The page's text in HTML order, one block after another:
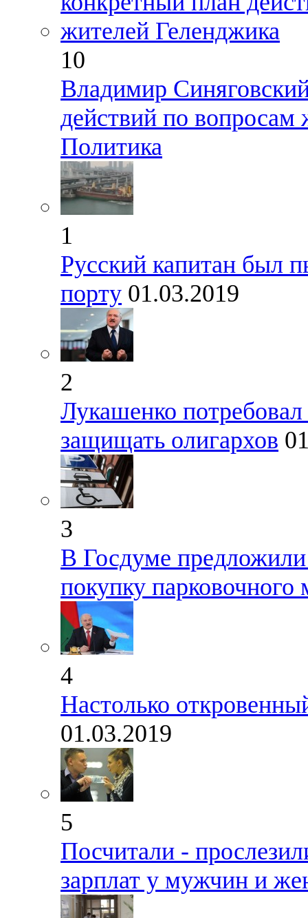
10
Владимир
действий по вопросам
Политика
1
Русский капитан был
порту 01.03.2019
2
Лукашенко потребовал
защищать олигархов
3
В Госдуме предложили
покупку парковочного
4
Настолько
01.03.2019
5
Посчитали -
зарплат у мужчин и